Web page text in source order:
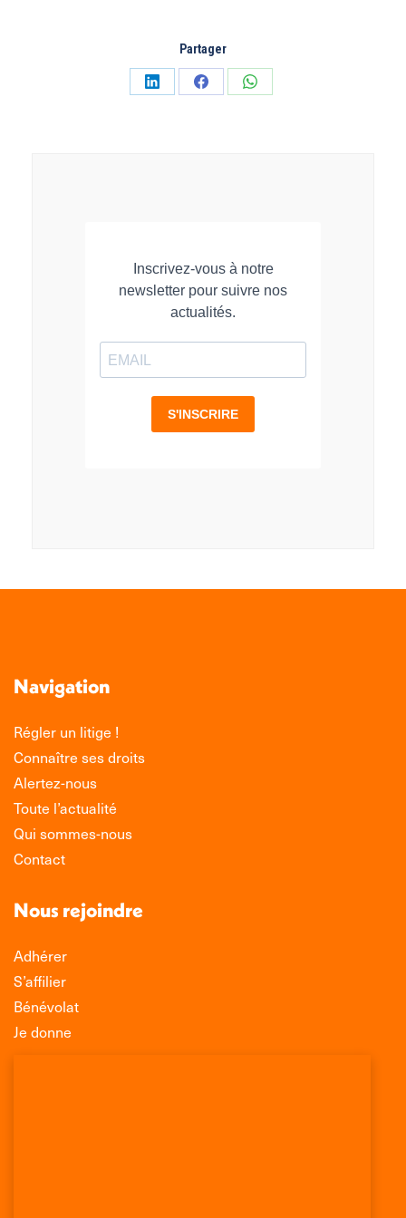
Partager
PartagerPartagerPartager
Navigation
Régler un litige !
Connaître ses droits
Alertez-nous
Toute l’actualité
Qui sommes-nous
Contact
Nous rejoindre
Adhérer
S’affilier
Bénévolat
Je donne